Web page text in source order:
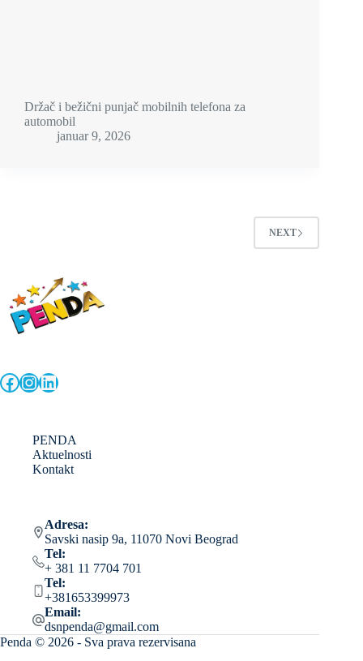
Držač i bežični punjač mobilnih telefona za
automobil
januar 9, 2026
NEXT
Facebook
Instagram
LinkedIn
PENDA
Aktuelnosti
Kontakt
Adresa:
Savski nasip 9a, 11070 Novi Beograd
Tel:
+ 381 11 7704 701
Tel:
+381653399973
Email:
dsnpenda@gmail.com
Penda © 2026 - Sva prava rezervisana